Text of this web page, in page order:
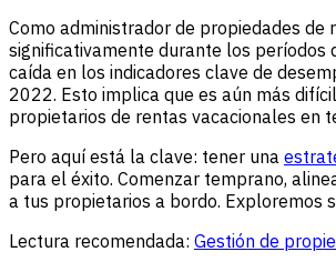
Como administrador de propiedades
significativamente durante los períodos
caída en los indicadores clave de
2022. Esto implica que es aún más
propietarios de rentas vacacionales en
Pero aquí está la clave: tener una
para el éxito. Comenzar temprano,
a tus propietarios a bordo. Exploremos
Lectura recomendada: Gestión de